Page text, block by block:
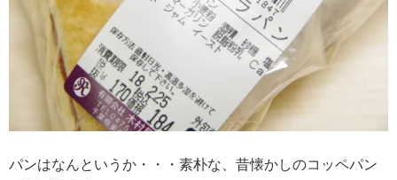
パンはなんというか・・・素朴な、昔懐かしのコッペパン